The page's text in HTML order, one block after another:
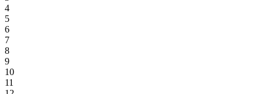
4
5
6
7
8
9
10
11